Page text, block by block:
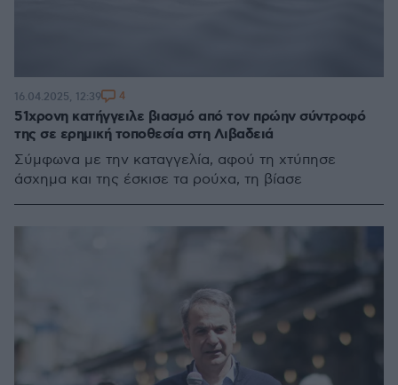
51χρονη κατήγγειλε βιασμό από τον πρώην σύντροφό
της σε ερημική τοποθεσία στη Λιβαδειά
Σύμφωνα με την καταγγελία, αφού τη χτύπησε
άσχημα και της έσκισε τα ρούχα, τη βίασε
16.04.2025, 12:39 4